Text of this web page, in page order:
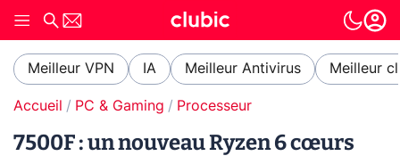
Meilleur VPN IA Meilleur Antivirus Meilleur
Accueil PC & Gaming Processeur
7500F : un nouveau Ryzen 6 cœurs